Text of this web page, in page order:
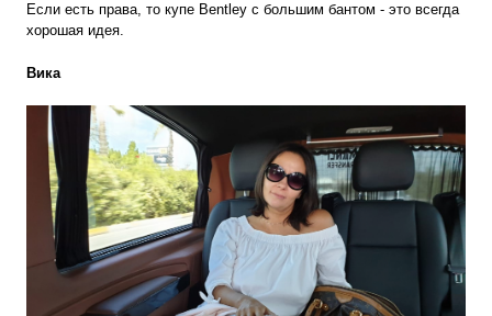
Если есть права, то купе Bentley с большим бантом - это всегда
хорошая идея.
Вика